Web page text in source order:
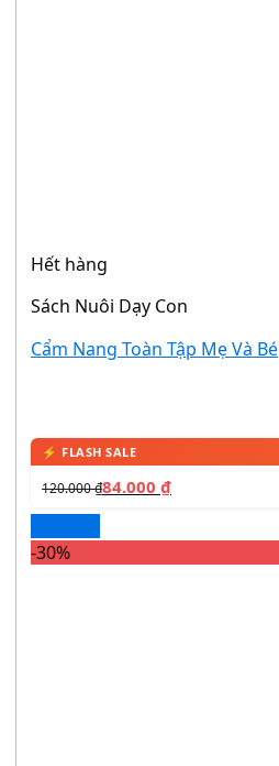
Hết hàng
Sách Nuôi Dạy Con
Cẩm Nang Toàn Tập Mẹ Và Bé
120.000₫84.000 ₫
-30%